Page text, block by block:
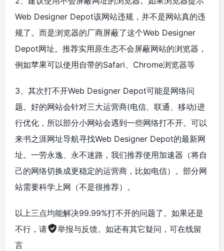
Web Designer Depot该网站违规，并不是网站真的违
规了。而是浏览器的厂商屏蔽了这个Web Designer
Depot网址。推荐实用原生态不会屏蔽网站的浏览器，
例如苹果可以使用自带的Safari、Chrome浏览器等
3、其次打不开Web Designer Depot可能是网络问
题。好的网站会针对三大运营商(电信、联通、移动)进
行优化，所以部分小网站会遇到一些网络打不开。可以
来书之涯网址导航寻找Web Designer Depot的最新网
址。一劳永逸、永不迷路，我们推荐使用加速器（将自
己的网络切换成更稳定的运营商，比如电信）。部分网
站需要科学上网（不是很推荐）。
以上三点均能解决99.99%打不开的问题了。如果还是
不行，请
举报与反馈。如还有其它疑问，可在线留
言